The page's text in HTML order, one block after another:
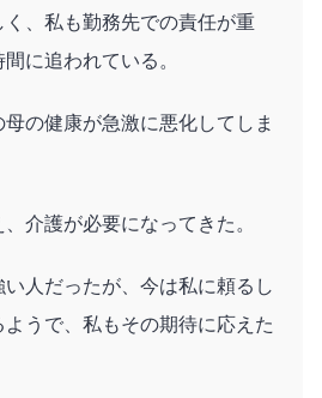
、私も勤務先での責任が重
に追われている。
の健康が急激に悪化してしま
介護が必要になってきた。
人だったが、今は私に頼るし
うで、私もその期待に応えた